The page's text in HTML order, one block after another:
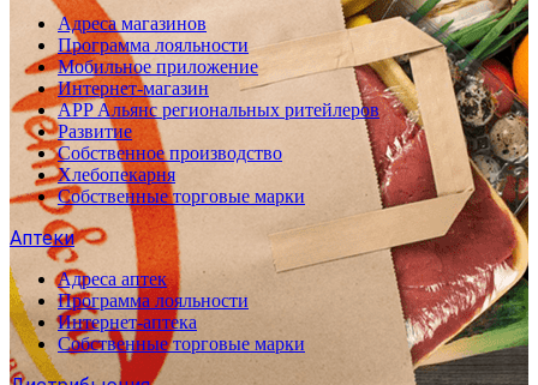
Адреса магазинов
Программа лояльности
Мобильное приложение
Интернет-магазин
APP Альянс региональных ритейлеров
Развитие
Собственное производство
Хлебопекарня
Собственные торговые марки
Аптеки
Адреса аптек
Программа лояльности
Интернет-аптека
Собственные торговые марки